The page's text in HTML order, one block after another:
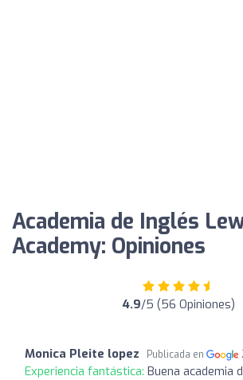
Academia de Inglés
Academy: Opiniones
4.9/5 (56 Opiniones)
Monica Pleite lopez Publicada en
Experiencia fantástica: Buena academia